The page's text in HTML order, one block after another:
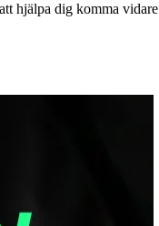
hjälpa dig komma vidare